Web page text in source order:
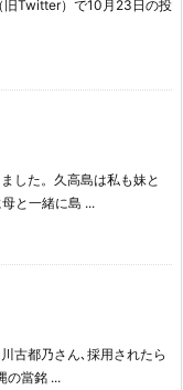
旧Twitter）で10月23日の投
した。久高島は私も妹と
と一緒に島 ...
古都乃さん､採用されたら
の當銘 ...